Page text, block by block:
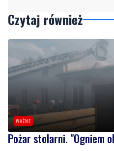
Czytaj również
WAŻNE
Pożar stolarni. "Ogniem